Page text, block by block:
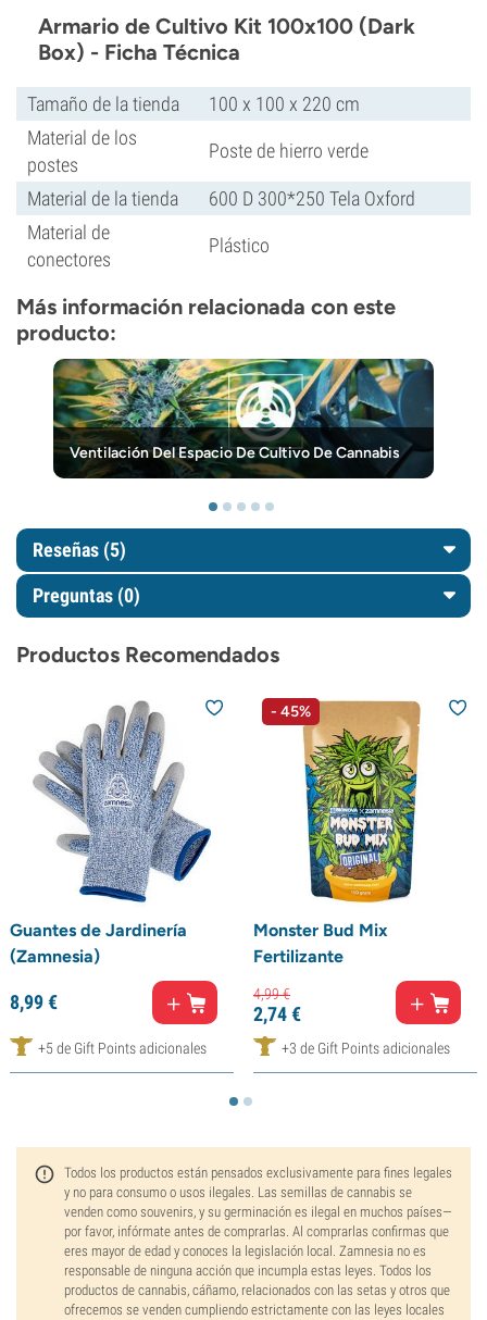
Armario de Cultivo Kit 100x100 (Dark
Box) - Ficha Técnica
Tamaño de la tienda
100 x 100 x 220 cm
Material de los
postes
Poste de hierro verde
Material de la tienda
600 D 300*250 Tela Oxford
Material de
conectores
Plástico
Más información relacionada con este
producto:
Ventilación Del Espacio De Cultivo De Cannabis
Reseñas (5)
Preguntas (0)
Productos Recomendados
Guantes de Jardinería
(Zamnesia)
8,99€
+5 de Gift Points adicionales
- 45%
Monster Bud Mix
Fertilizante
4,99€
2,74€
+3 de Gift Points adicionales
Todos los productos están pensados exclusivamente para fines legales
y no para consumo o usos ilegales. Las semillas de cannabis se
venden como souvenirs, y su germinación es ilegal en muchos países—
por favor, infórmate antes de comprarlas. Al comprarlas confirmas que
eres mayor de edad y conoces la legislación local. Zamnesia no es
responsable de ninguna acción que incumpla estas leyes. Todos los
productos de cannabis, cáñamo, relacionados con las setas y otros que
ofrecemos se venden cumpliendo estrictamente con las leyes locales